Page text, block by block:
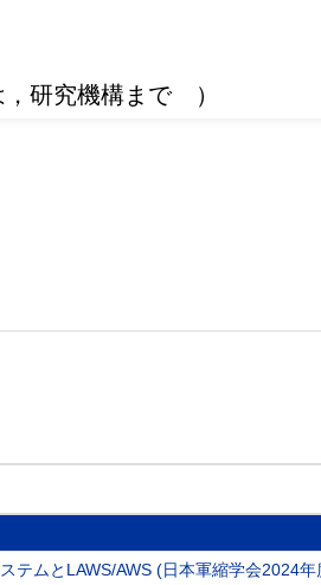
研究機構まで ）
テムとLAWS/AWS (日本軍縮学会2024年